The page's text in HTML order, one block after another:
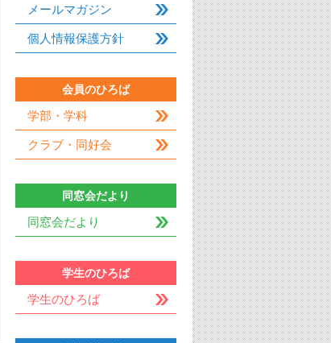
メールマガジン
個人情報保護方針
会員のひろば
学部・学科
クラブ・同好会
同窓会だより
同窓会だより
学生のひろば
学生のひろば